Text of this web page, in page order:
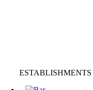
ESTABLISHMENTS